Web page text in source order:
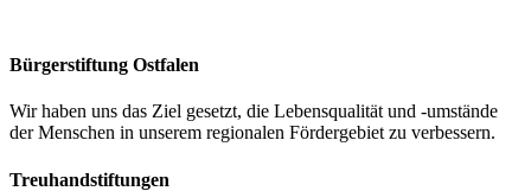
Bürgerstiftung Ostfalen
Wir haben uns das Ziel gesetzt, die Lebensqualität und -umstände
der Menschen in unserem regionalen Fördergebiet zu verbessern.
Treuhandstiftungen